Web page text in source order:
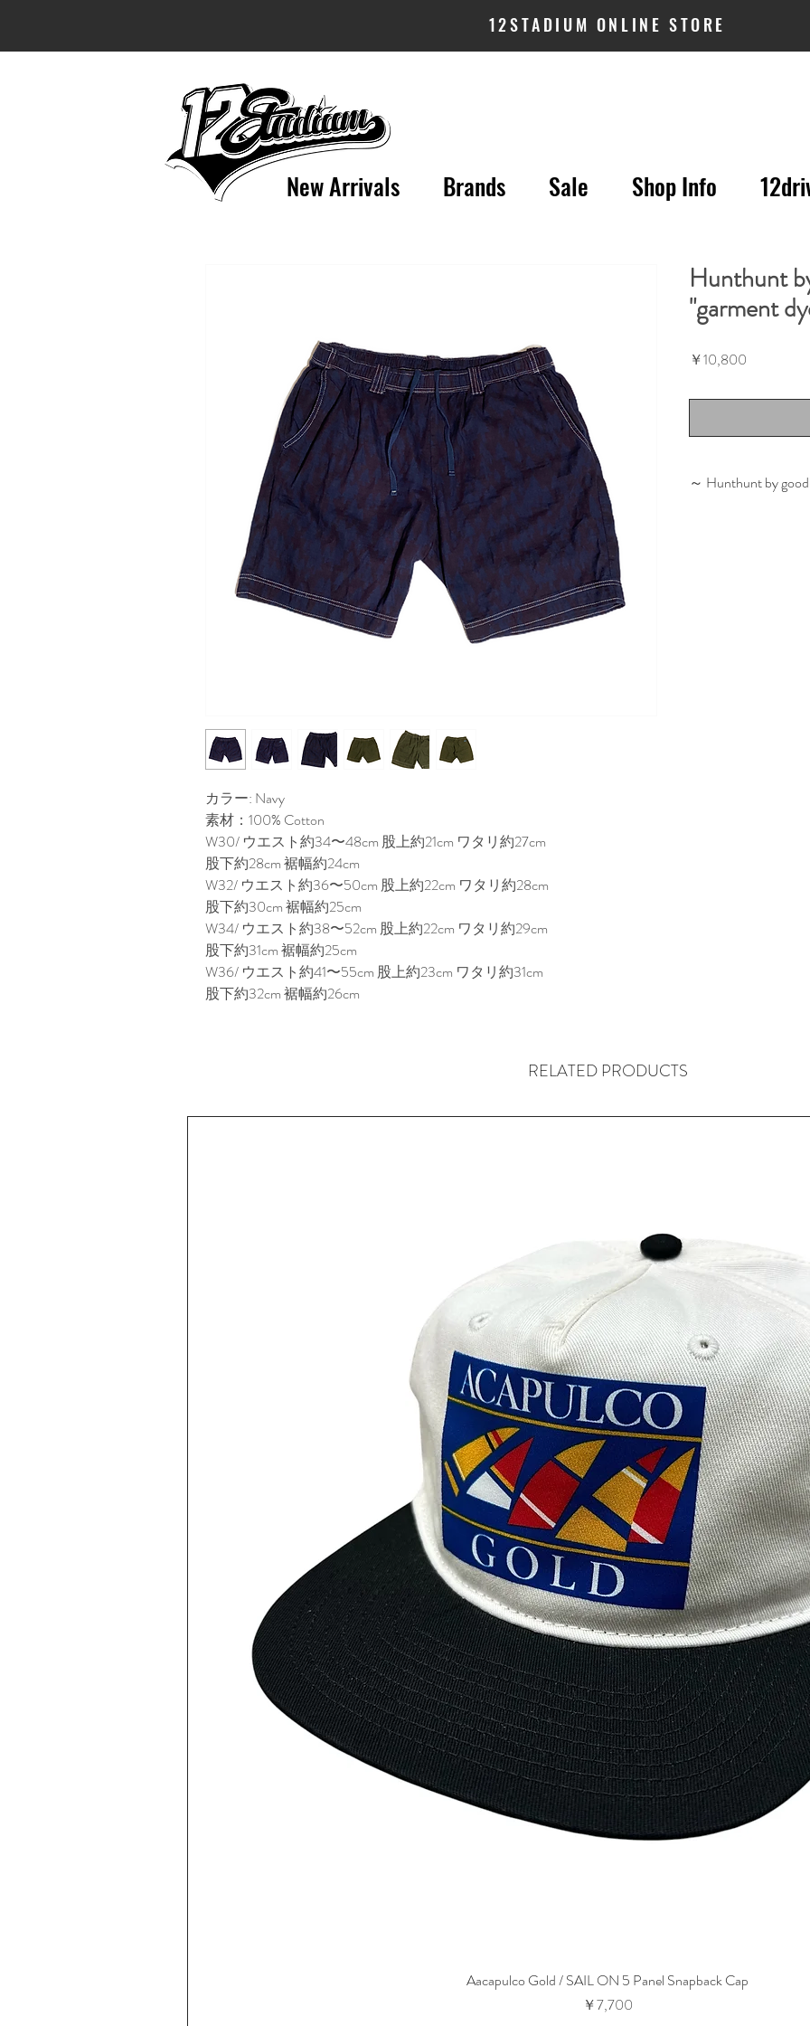
12STADIUM ONLINE STORE
New Arrivals Brands Sale Shop Info
カラー: Navy
素材：100% Cotton
W30/ ウエスト約34〜48cm 股上約21cm ワタリ約27cm
股下約28cm 裾幅約24cm
W32/ ウエスト約36〜50cm 股上約22cm ワタリ約28cm
股下約30cm 裾幅約25cm
W34/ ウエスト約38〜52cm 股上約22cm ワタリ約29cm
股下約31cm 裾幅約25cm
W36/ ウエスト約41〜55cm 股上約23cm ワタリ約31cm
股下約32cm 裾幅約26cm
Hunthunt
"garment
￥10,800
～ Hunthunt by
RELATED PRODUCTS
Aacapulco Gold / SAIL ON 5 Panel Snapback Cap
価格
￥7,700